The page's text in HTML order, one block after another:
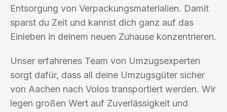
Entsorgung von Verpackungsmaterialien. Damit
sparst du Zeit und kannst dich ganz auf das
Einleben in deinem neuen Zuhause konzentrieren.
Unser erfahrenes Team von Umzugsexperten
sorgt dafür, dass all deine Umzugsgüter sicher
von Aachen nach Volos transportiert werden. Wir
legen großen Wert auf Zuverlässigkeit und